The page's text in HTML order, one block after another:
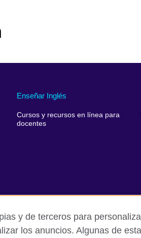
Enseñar Inglés
Cursos y recursos en línea para
docentes
y de terceros para
los anuncios. Algunas de